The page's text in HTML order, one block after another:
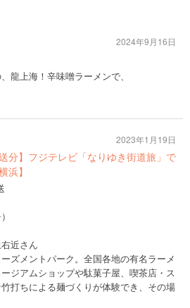
龍上海！辛味噌ラーメンで、
2024年9月16日
分】フジテレビ「なりゆき街道旅」で
浜】
近さん
ズメントパーク。全国各地の有名ラーメ
ジアムショップや駄菓子屋、喫茶店・ス
打ちによる麺づくりが体験でき、その場
2023年1月19日